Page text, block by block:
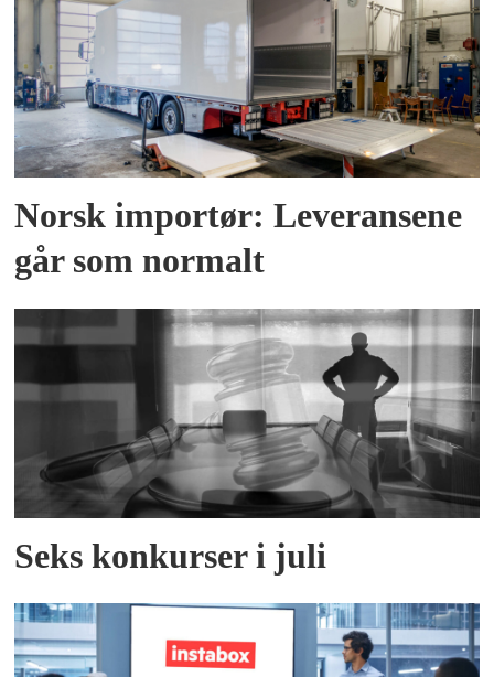
Norsk importør: Leveransene
går som normalt
Seks konkurser i juli